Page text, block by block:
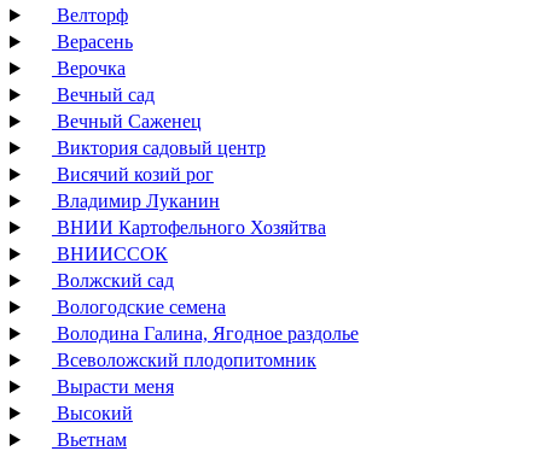
Велторф
Верасень
Верочка
Вечный сад
Вечный Саженец
Виктория садовый центр
Висячий козий рог
Владимир Луканин
ВНИИ Картофельного Хозяйтва
ВНИИССОК
Волжский сад
Вологодские семена
Володина Галина, Ягодное раздолье
Всеволожский плодопитомник
Вырасти меня
Высокий
Вьетнам